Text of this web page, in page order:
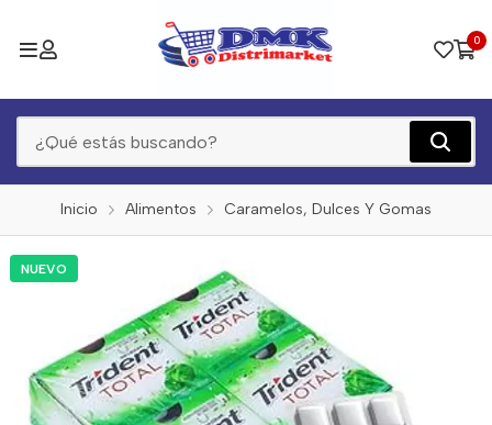
0
Inicio Alimentos Caramelos, Dulces Y Gomas
NUEVO